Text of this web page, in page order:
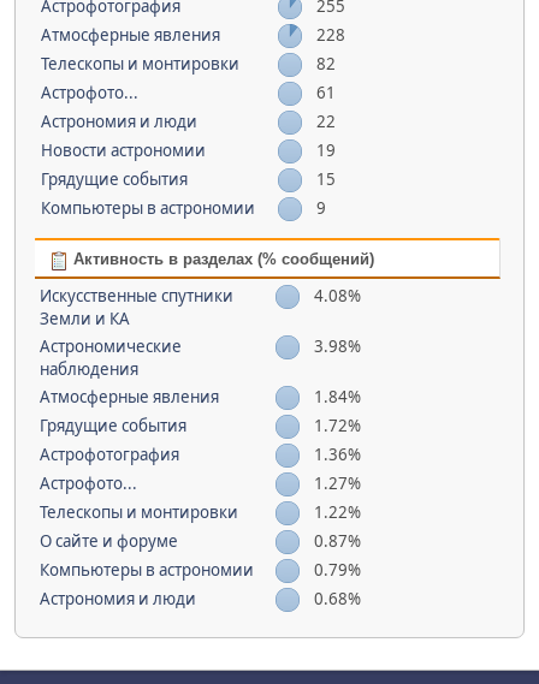
Астрофотография
255
Атмосферные явления
228
Телескопы и монтировки
82
Астрофото...
61
Астрономия и люди
22
Новости астрономии
19
Грядущие события
15
Компьютеры в астрономии
9
Активность в разделах (% сообщений)
Искусственные спутники
Земли и КА
4.08%
Астрономические
наблюдения
3.98%
Атмосферные явления
1.84%
Грядущие события
1.72%
Астрофотография
1.36%
Астрофото...
1.27%
Телескопы и монтировки
1.22%
О сайте и форуме
0.87%
Компьютеры в астрономии
0.79%
Астрономия и люди
0.68%